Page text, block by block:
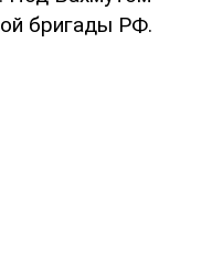
бригады РФ.